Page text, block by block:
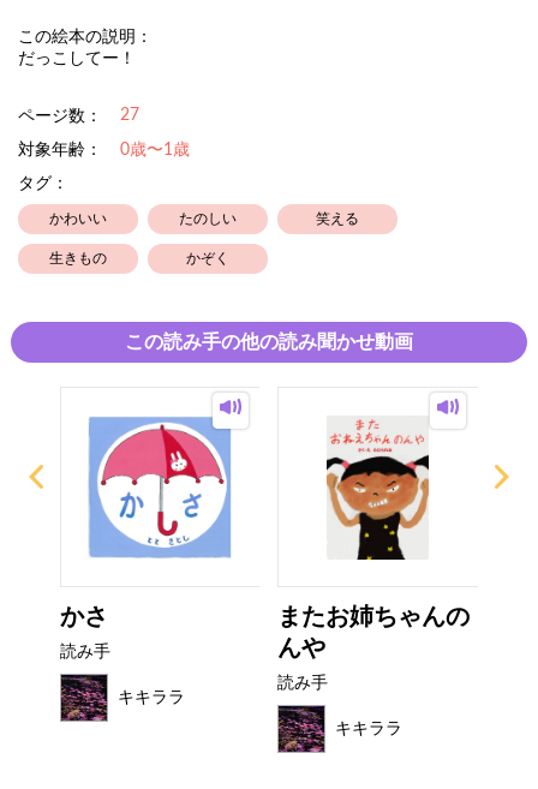
この絵本の説明：
だっこしてー！
ページ数： 27
対象年齢：
0歳〜1歳
タグ：
かわいい たのしい 笑える
生きもの かぞく
この読み手の他の読み聞かせ動画
かさ
読み手
キキララ
またお姉ちゃんの
んや
読み手
キキララ